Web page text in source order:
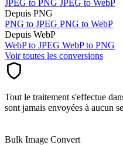
JPEG to PNG JPEG to WebP
Depuis PNG
PNG to JPEG PNG to WebP
Depuis WebP
WebP to JPEG WebP to PNG
Voir toutes les conversions
Tout le traitement s'effectue
sont jamais envoyées à aucun
Bulk Image Convert